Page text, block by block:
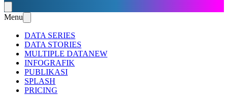
Menu
DATA SERIES
DATA STORIES
MULTIPLE DATANEW
INFOGRAFIK
PUBLIKASI
SPLASH
PRICING